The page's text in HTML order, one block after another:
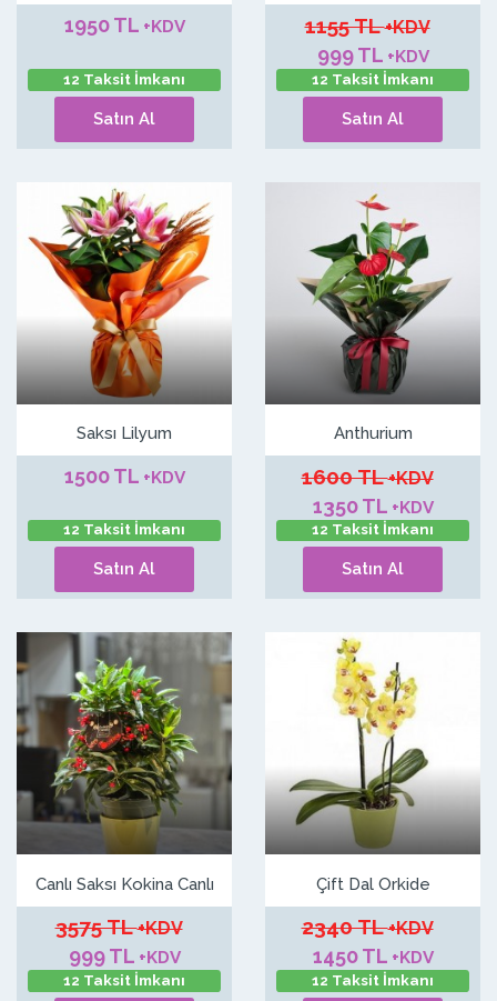
1950 TL +KDV
12 Taksit İmkanı
Satın Al
1155 TL+KDV
999 TL +KDV
12 Taksit İmkanı
Satın Al
Saksı Lilyum
1500 TL +KDV
12 Taksit İmkanı
Satın Al
Anthurium
1600 TL+KDV
1350 TL +KDV
12 Taksit İmkanı
Satın Al
Canlı Saksı Kokina Canlı
3575 TL+KDV
999 TL +KDV
12 Taksit İmkanı
Çift Dal Orkide
2340 TL+KDV
1450 TL +KDV
12 Taksit İmkanı